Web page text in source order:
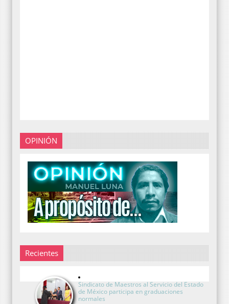
OPINIÓN
Recientes
Sindicato de Maestros al Servicio del Estado
de México participa en graduaciones
normales